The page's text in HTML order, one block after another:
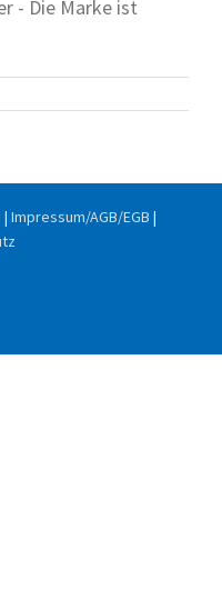
- Die Marke ist
| Impressum/AGB/EGB |